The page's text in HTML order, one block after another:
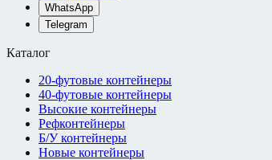
WhatsApp
Telegram
Каталог
20-футовые контейнеры
40-футовые контейнеры
Высокие контейнеры
Рефконтейнеры
Б/У контейнеры
Новые контейнеры